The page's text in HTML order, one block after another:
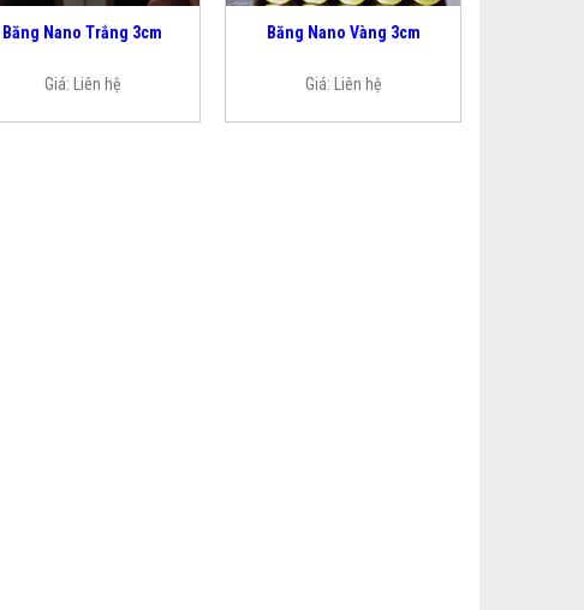
Băng Nano Trắng 3cm
Giá: Liên hệ
Băng Nano Vàng 3cm
Giá: Liên hệ